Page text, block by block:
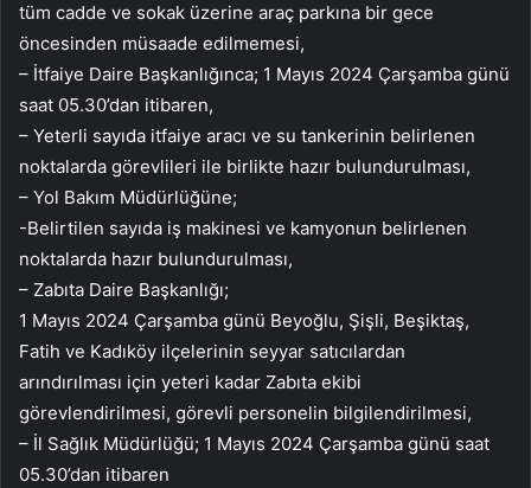
tüm cadde ve sokak üzerine araç parkına bir gece
öncesinden müsaade edilmemesi,
– İtfaiye Daire Başkanlığınca; 1 Mayıs 2024 Çarşamba günü
saat 05.30’dan itibaren,
– Yeterli sayıda itfaiye aracı ve su tankerinin belirlenen
noktalarda görevlileri ile birlikte hazır bulundurulması,
– Yol Bakım Müdürlüğüne;
-Belirtilen sayıda iş makinesi ve kamyonun belirlenen
noktalarda hazır bulundurulması,
– Zabıta Daire Başkanlığı;
1 Mayıs 2024 Çarşamba günü Beyoğlu, Şişli, Beşiktaş,
Fatih ve Kadıköy ilçelerinin seyyar satıcılardan
arındırılması için yeteri kadar Zabıta ekibi
görevlendirilmesi, görevli personelin bilgilendirilmesi,
– İl Sağlık Müdürlüğü; 1 Mayıs 2024 Çarşamba günü saat
05.30’dan itibaren